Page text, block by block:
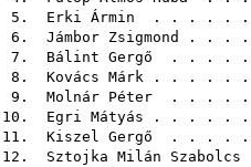
5. Erki Ármin . . . . .
6. Jámbor Zsigmond . . .
7. Bálint Gergő . . . .
8. Kovács Márk . . . . .
9. Molnár Péter . . . .
10. Egri Mátyás . . . . .
11. Kiszel Gergő . . . .
12. Sztojka Milán Szabolcs